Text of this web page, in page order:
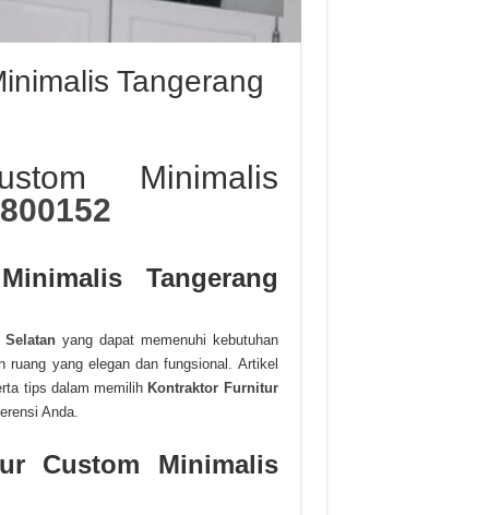
Tangerang
Minimalis
Tangerang
yang dapat memenuhi kebutuhan
yang elegan dan fungsional. Artikel
tips dalam memilih Kontraktor Furnitur
Anda.
Custom Minimalis